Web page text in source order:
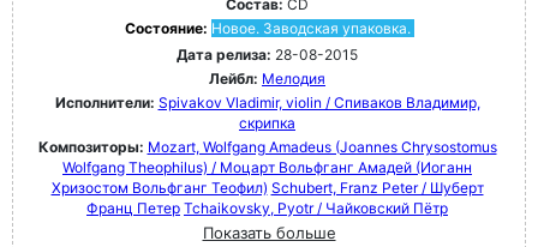
Состав: CD
Состояние: Новое. Заводская упаковка.
Дата релиза: 28-08-2015
Лейбл: Мелодия
Исполнители: Spivakov Vladimir, violin / Спиваков Владимир,
скрипка
Композиторы: Mozart, Wolfgang Amadeus (Joannes Chrysostomus
Wolfgang Theophilus) / Моцарт Вольфганг Амадей (Иоганн
Хризостом Вольфганг Теофил) Schubert, Franz Peter / Шуберт
Франц Петер Tchaikovsky, Pyotr / Чайковский Пётр
Показать больше